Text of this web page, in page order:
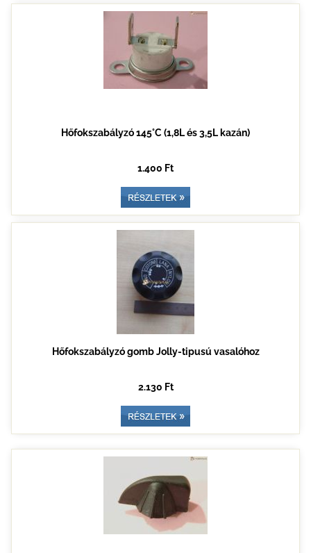
Hőfokszabályzó 145°C (1,8L és 3,5L kazán)
1.400 Ft
Hőfokszabályzó gomb Jolly-tipusú vasalóhoz
2.130 Ft